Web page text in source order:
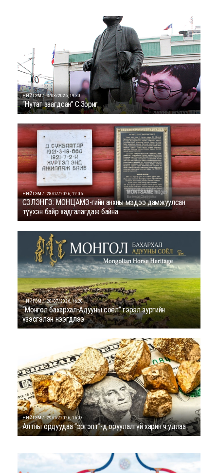
НИЙГЭМ / 3/08/2026, 19:30
“Нутаг заагдсан” С.Зориг
НИЙГЭМ / 28/07/2026, 12:06
СЭЛЭНГЭ: МОНЦАМЭ-гийн анхны мэдээ дамжуулсан
түүхэн байр хадгалагдаж байна
НИЙГЭМ / 20/07/2026, 16:20
“Монгол бахархал-Адууны соёл” гэрэл зургийн
үзэсгэлэн нээгдлээ
НИЙГЭМ / 29/06/2026, 16:07
Алтны ордуудаа “эргэлт”-д оруулалгүй харин ч удлаа